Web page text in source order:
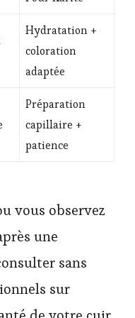
Hydratation +
coloration
adaptée
Préparation
capillaire +
patience
vous observez
une
sans
sur